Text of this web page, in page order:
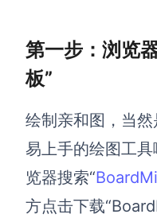
团队协作提效
素材整理
在线白板
涂鸦画板
敏捷实践
第一步：浏览
板”
绘制亲和图，当
易上手的绘图工
览器搜索“
方点击下载